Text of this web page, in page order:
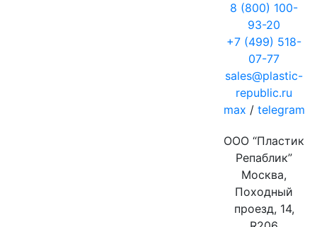
8 (800) 100-
93-20
+7 (499) 518-
07-77
sales@plastic-
republic.ru
max / telegram
ООО “Пластик
Репаблик”
Москва,
Походный
проезд, 14,